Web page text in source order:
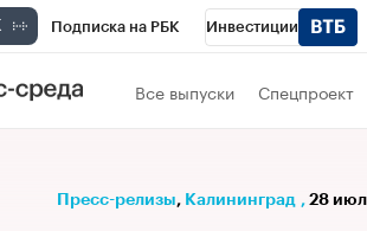
Подписка на РБК Инвестиции
РБК Вино Все выпуски Спецпроект
Пресс-релизы⁠, Калининград , 28 июл